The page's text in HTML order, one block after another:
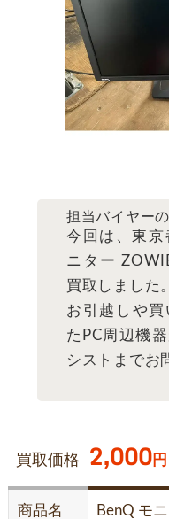
担当バイヤー
今回は、東京
ニター
買取しました。
お引越しや
たPC周辺機
シストまでお
買取価格 2,000円
商品名 BenQ モ